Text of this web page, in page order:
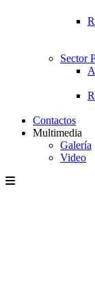
Sector
Contactos
Multimedia
Galería
Video